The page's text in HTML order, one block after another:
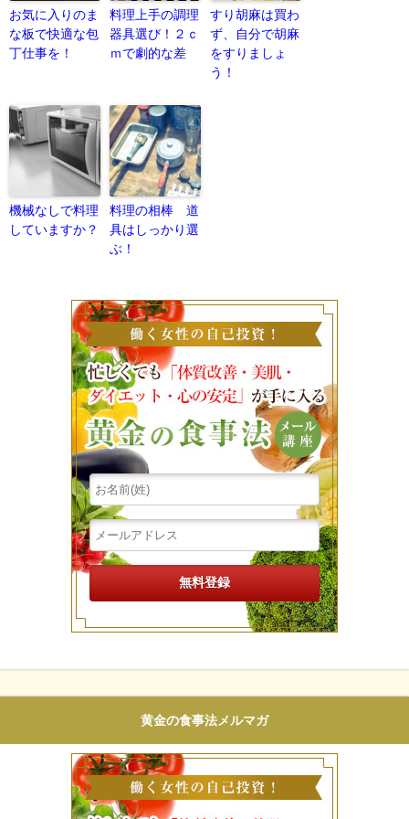
お気に入りのま
な板で快適な包
丁仕事を！
料理上手の調理
器具選び！２ｃ
ｍで劇的な差
すり胡麻は買わ
ず、自分で胡麻
をすりましょ
う！
機械なしで料理
していますか？
料理の相棒 道
具はしっかり選
ぶ！
黄金の食事法メルマガ